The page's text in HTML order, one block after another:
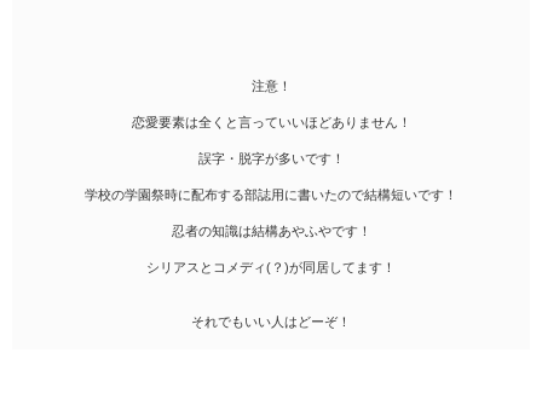
注意！
恋愛要素は全くと言っていいほどありません！
誤字・脱字が多いです！
学校の学園祭時に配布する部誌用に書いたので結構短いです！
忍者の知識は結構あやふやです！
シリアスとコメディ(？)が同居してます！
それでもいい人はどーぞ！